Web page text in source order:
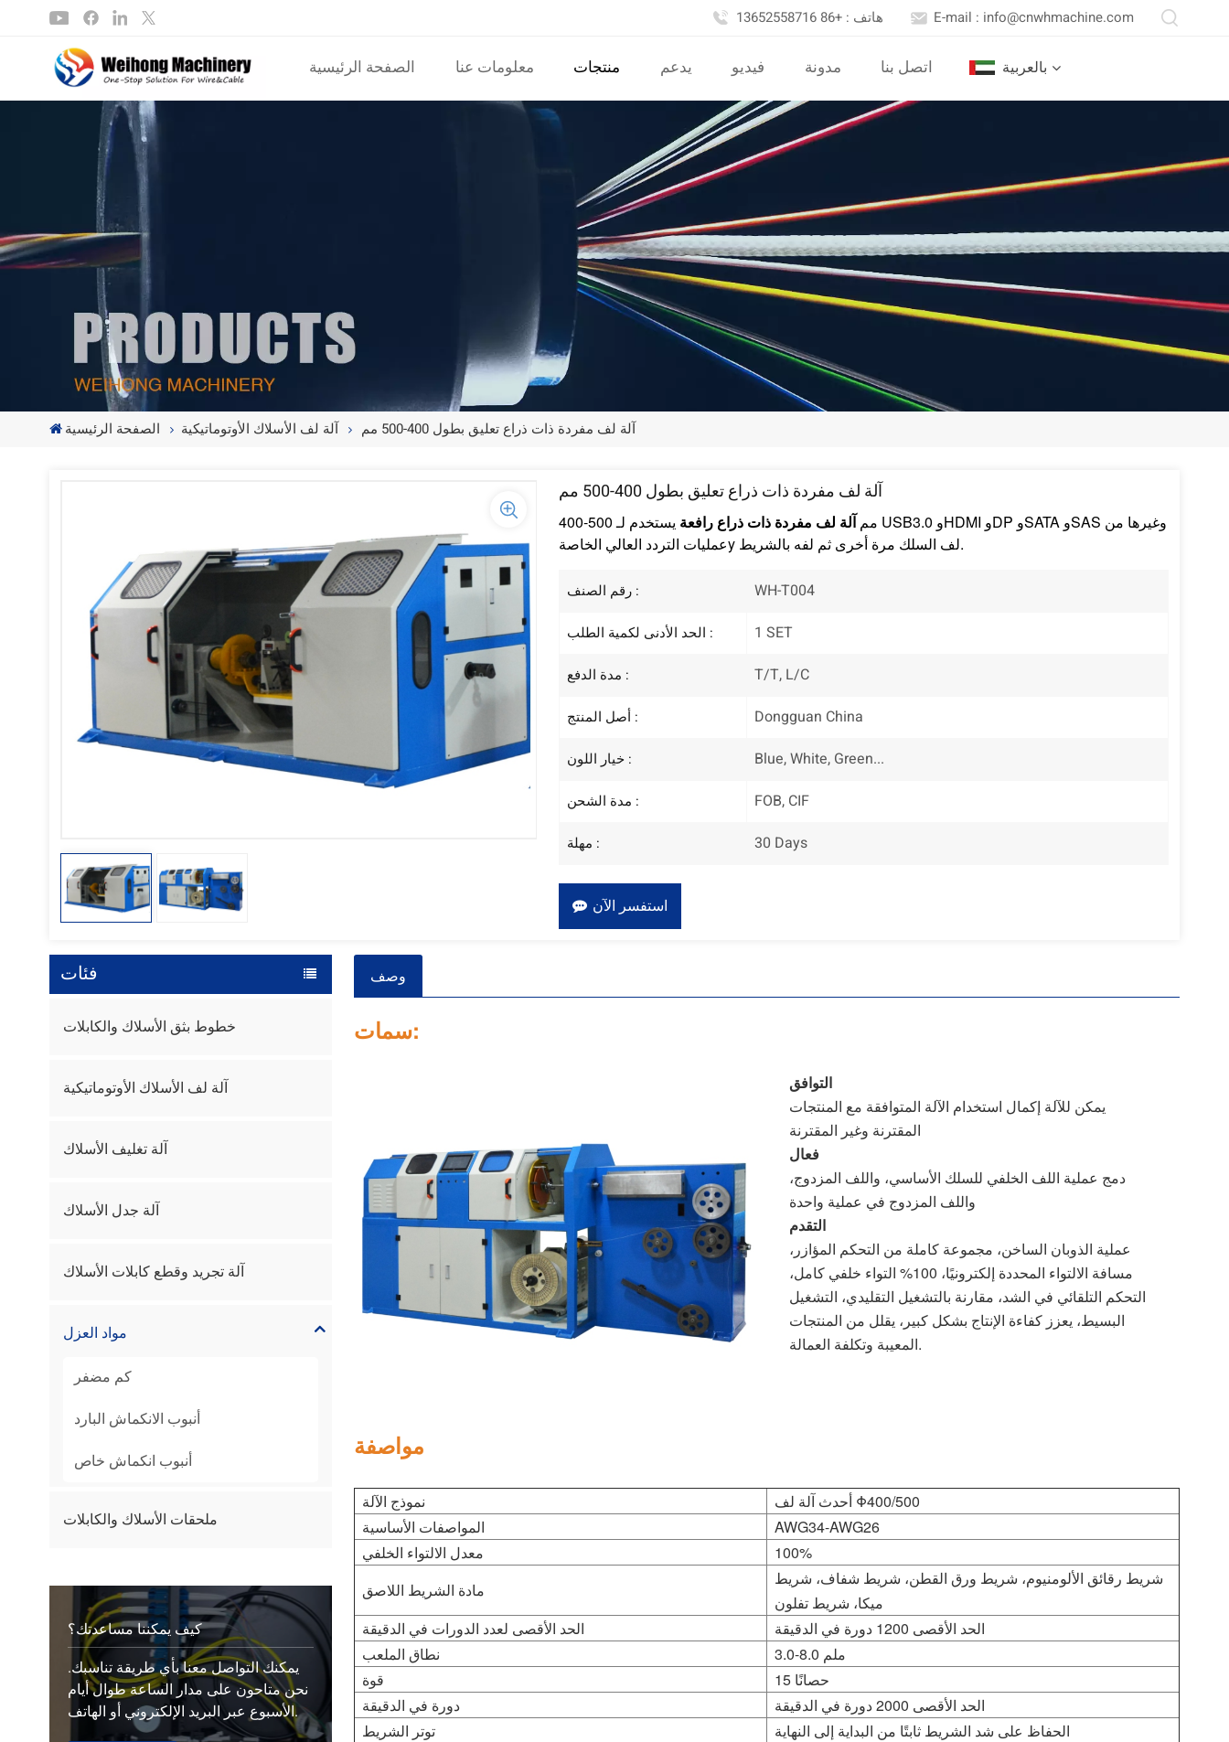
هاتف : +86 13652558716 E-mail : info@cnwhmachine.com
الصفحة الرئيسية معلومات عنا منتجات يدعم فيديو مدونة اتصل بنا بالعربية
Português
الصفحة الرئيسية آلة لف الأسلاك الأوتوماتيكية آلة لف مفردة ذات ذراع تعليق بطول 400-500 مم
آلة لف مفردة ذات ذراع تعليق بطول 400-500 مم
400-500 ممآلة لف مفردة ذات ذراع رافعة يستخدم لـ USB3.0 وHDMI وDP وSATA وSAS وغيرها من
عمليات التردد العالي الخاصةy لف السلك مرة أخرى ثم لفه بالشريط.
رقم الصنف : WH-T004
الحد الأدنى لكمية الطلب : 1 SET
مدة الدفع : T/T, L/C
أصل المنتج : Dongguan China
خيار اللون : Blue, White, Green...
مدة الشحن : FOB, CIF
مهلة : 30 Days
استفسر الآن
فئات
خطوط بثق الأسلاك والكابلات
آلة لف الأسلاك الأوتوماتيكية
آلة تغليف الأسلاك
آلة جدل الأسلاك
آلة تجريد وقطع كابلات الأسلاك
مواد العزل
كم مضفر
أنبوب الانكماش البارد
أنبوب انكماش خاص
ملحقات الأسلاك والكابلات
كيف يمكننا مساعدتك؟
يمكنك التواصل معنا بأي طريقة تناسبك.
نحن متاحون على مدار الساعة طوال أيام
الأسبوع عبر البريد الإلكتروني أو الهاتف.
وصف
سمات:
التوافق
يمكن للآلة إكمال استخدام الآلة المتوافقة مع المنتجات
المقترنة وغير المقترنة
فعال
دمج عملية اللف الخلفي للسلك الأساسي، واللف المزدوج،
واللف المزدوج في عملية واحدة
التقدم
عملية الذوبان الساخن، مجموعة كاملة من التحكم المؤازر،
مسافة الالتواء المحددة إلكترونيًا، 100% التواء خلفي كامل،
التحكم التلقائي في الشد، مقارنة بالتشغيل التقليدي، التشغيل
البسيط، يعزز كفاءة الإنتاج بشكل كبير، يقلل من المنتجات
المعيبة وتكلفة العمالة.
مواصفة
نموذج الآلة
أحدث آلة لف Φ400/500
المواصفات الأساسية
AWG34-AWG26
معدل الالتواء الخلفي
100%
مادة الشريط اللاصق
شريط رقائق الألومنيوم، شريط ورق القطن، شريط شفاف، شريط
ميكا، شريط تفلون
الحد الأقصى لعدد الدورات في الدقيقة
الحد الأقصى 1200 دورة في الدقيقة
نطاق الملعب
3.0-8.0 ملم
قوة
15 حصانًا
دورة في الدقيقة
الحد الأقصى 2000 دورة في الدقيقة
توتر الشريط
الحفاظ على شد الشريط ثابتًا من البداية إلى النهاية